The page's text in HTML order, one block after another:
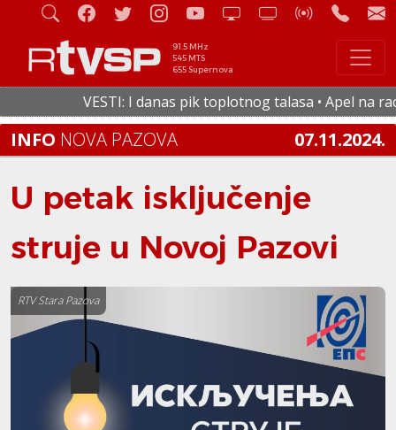
91.5 MHz
545 MTS
655 Supernova
VESTI: I danas pik toplotnog talasa • Apel na
INFO NOVA PAZOVA 07.11.2024.
U petak isključenje
struje u Novoj Pazovi
RTV Stara Pazova